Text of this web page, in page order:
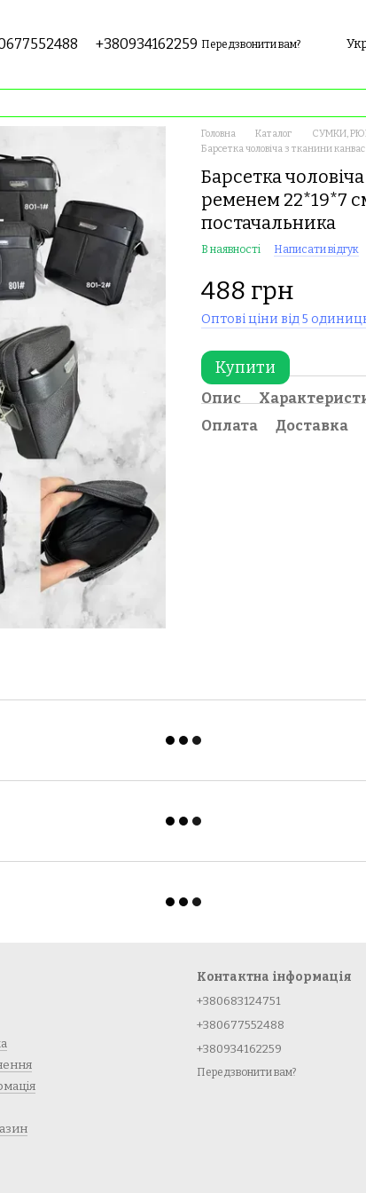
+380934162259 Передзвонити вам?
Головна Каталог СУМКИ,
Барсетка чоловіча з тканини
Барсетка
ременем 22*19*7
постачальника
В наявності Написати відгук
488 грн
Оптові ціни від 5
Купити
Опис
Оплата
Доставка
Контактна інформація
+380683124751
+380677552488
+380934162259
Передзвонити вам?